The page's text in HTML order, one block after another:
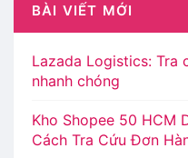
BÀI VIẾT MỚI
Lazada Logistics: Tra
nhanh chóng
Kho Shopee 50 HCM
Cách Tra Cứu Đơn